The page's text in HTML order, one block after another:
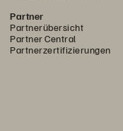
Partner
Partnerübersicht
Partner Central
Partnerzertifizierungen